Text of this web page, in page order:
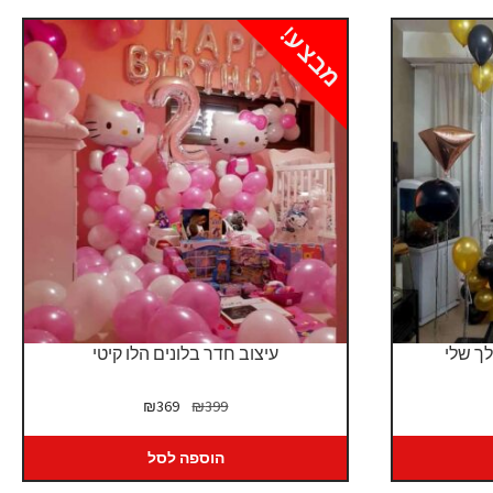
שלי עיצוב חדר בלונים הלו קיטי
מבצע!
₪399
המחיר
היה:
₪399.
₪369
₪369.
הוספה לסל